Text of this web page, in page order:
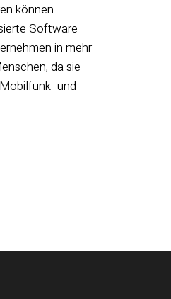
können.
Software
in mehr
da sie
und